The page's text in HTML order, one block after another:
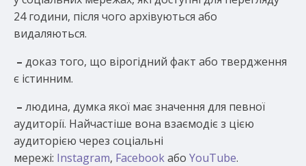
24 години, після чого архівуються або
видаляються.
– доказ того, що вірогідний факт або твердження
є істинним.
– людина, думка якої має значення для певної
аудиторії. Найчастіше вона взаємодіє з цією
аудиторією через соціальні
мережі: Instagram, Facebookабо YouTube.